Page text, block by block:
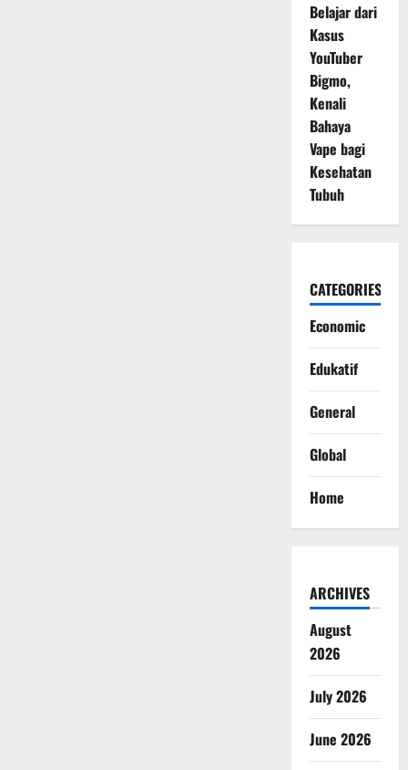
Belajar dari
Kasus
YouTuber
Bigmo,
Kenali
Bahaya
Vape bagi
Kesehatan
Tubuh
CATEGORIES
Economic
Edukatif
General
Global
Home
ARCHIVES
August
2026
July 2026
June 2026